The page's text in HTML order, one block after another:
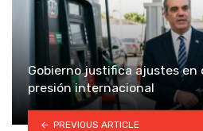
Gobierno justifica ajustes
presión internacional
PREVIOUS ARTICLE